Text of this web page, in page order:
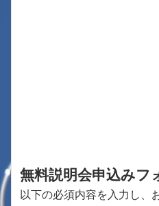
無料説明会申込みフ
以下の必須内容を入力し、